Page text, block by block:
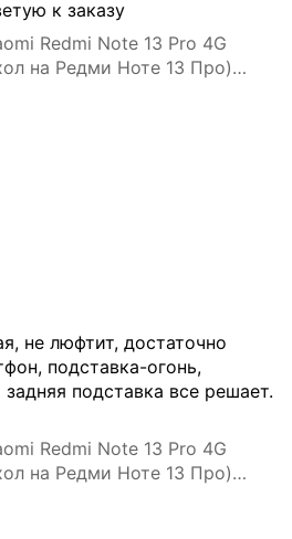
к заказу
Redmi Note 13 Pro 4G
на Редми Ноте 13 Про)
черный
не люфтит, достаточно
подставка-огонь,
подставка все решает.
Redmi Note 13 Pro 4G
на Редми Ноте 13 Про)
черный